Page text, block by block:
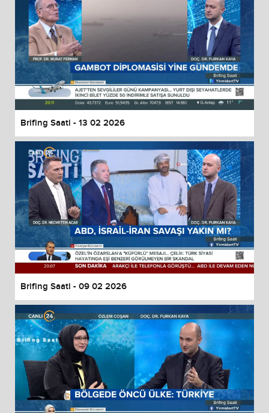
Brifing Saati - 13 02 2026
Brifing Saati - 09 02 2026